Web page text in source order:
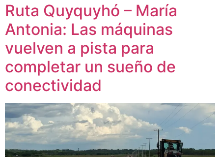
Ruta Quyquyhó – María
Antonia: Las máquinas
vuelven a pista para
completar un sueño de
conectividad